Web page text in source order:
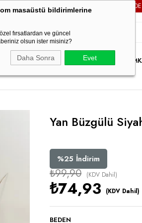
masaüstü bildirimlerine
fırsatlardan ve güncel
olsun ister misiniz?
Daha Sonra Evet
3000TL VE ÜZERİ TÜM SİPARİŞLERİNİZDE
GİYİMDIŞ GİYİMTAKIM PARTY WEAR İNDİRİM
Yan Büzgülü
%25 İndirim
₺99,90 (KDV Dahil)
₺74,93 (KDV Dahil)
BEDEN